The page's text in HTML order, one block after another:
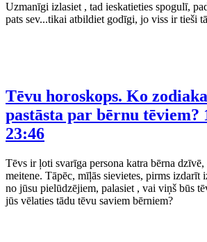
Uzmanīgi izlasiet , tad ieskatieties spogulī,
pats sev...tikai atbildiet godīgi, jo viss ir tieši
Tēvu horoskops. Ko
pastāsta par bērnu tēviem?
23:46
Tēvs ir ļoti svarīga persona katra bērna
meitene. Tāpēc, mīļās sievietes, pirms izdarīt
no jūsu pielūdzējiem, palasiet , vai viņš būs
jūs vēlaties tādu tēvu saviem bērniem?